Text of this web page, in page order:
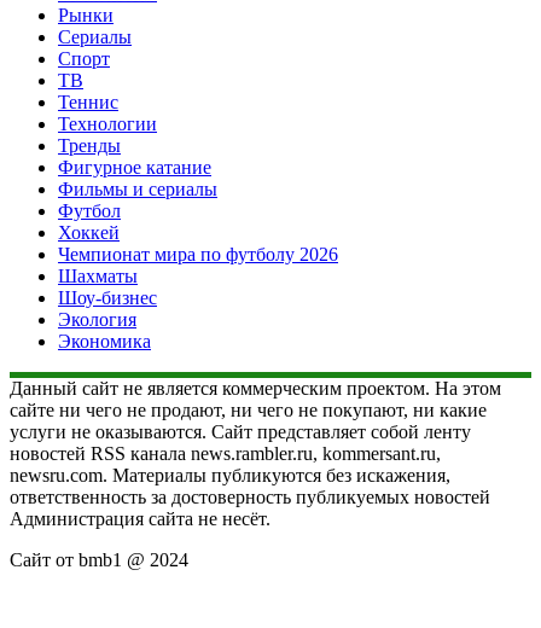
Рынки
Сериалы
Спорт
ТВ
Теннис
Технологии
Тренды
Фигурное катание
Фильмы и сериалы
Футбол
Хоккей
Чемпионат мира по футболу 2026
Шахматы
Шоу-бизнес
Экология
Экономика
Данный сайт не является коммерческим проектом. На этом
сайте ни чего не продают, ни чего не покупают, ни какие
услуги не оказываются. Сайт представляет собой ленту
новостей RSS канала news.rambler.ru, kommersant.ru,
newsru.com. Материалы публикуются без искажения,
ответственность за достоверность публикуемых новостей
Администрация сайта не несёт.
Сайт от bmb1 @ 2024